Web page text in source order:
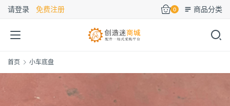
请登录 免费注册 0 商品分类
首页 小车底盘